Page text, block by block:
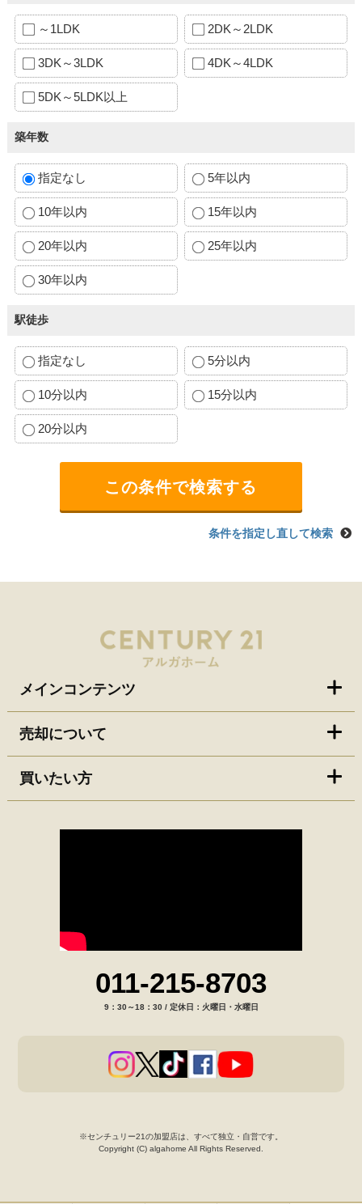
～1LDK 2DK～2LDK
3DK～3LDK 4DK～4LDK
5DK～5LDK以上
築年数
指定なし 5年以内
10年以内 15年以内
20年以内 25年以内
30年以内
駅徒歩
指定なし 5分以内
10分以内 15分以内
20分以内
条件を指定し直して検索
メインコンテンツ
売却について
買いたい方
011-215-8703
9：30～18：30 / 定休日：火曜日・水曜日
※センチュリー21の加盟店は、すべて独立・自営です。
Copyright (C) algahome All Rights Reserved.